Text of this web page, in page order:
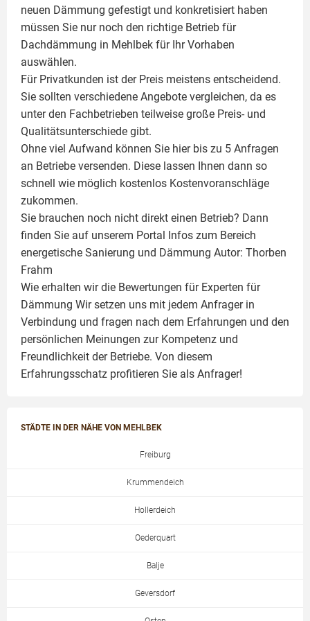
neuen Dämmung gefestigt und konkretisiert haben
müssen Sie nur noch den richtige Betrieb für
Dachdämmung in Mehlbek für Ihr Vorhaben
auswählen.
Für Privatkunden ist der Preis meistens entscheidend.
Sie sollten verschiedene Angebote vergleichen, da es
unter den Fachbetrieben teilweise große Preis- und
Qualitätsunterschiede gibt.
Ohne viel Aufwand können Sie hier bis zu 5 Anfragen
an Betriebe versenden. Diese lassen Ihnen dann so
schnell wie möglich kostenlos Kostenvoranschläge
zukommen.
Sie brauchen noch nicht direkt einen Betrieb? Dann
finden Sie auf unserem Portal Infos zum Bereich
energetische Sanierung und Dämmung Autor: Thorben
Frahm
Wie erhalten wir die Bewertungen für Experten für
Dämmung Wir setzen uns mit jedem Anfrager in
Verbindung und fragen nach dem Erfahrungen und den
persönlichen Meinungen zur Kompetenz und
Freundlichkeit der Betriebe. Von diesem
Erfahrungsschatz profitieren Sie als Anfrager!
STÄDTE IN DER NÄHE VON MEHLBEK
Freiburg
Krummendeich
Hollerdeich
Oederquart
Balje
Geversdorf